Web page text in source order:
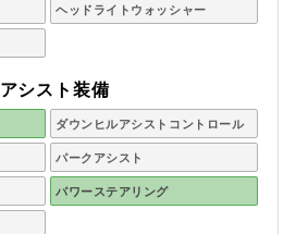
ヘッドライトウォッシャー
アシスト装備
ダウンヒルアシストコントロール
パークアシスト
パワーステアリング